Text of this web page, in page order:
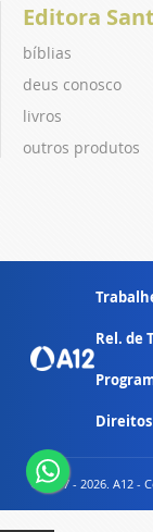
Editora
bíblias
deus conosco
livros
outros produtos
Rel. de
© 2007 - 2026. A12 -